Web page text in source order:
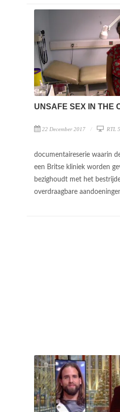
UNSAFE SEX IN THE
22 December 2017 RTL 5
documentaireserie waarin
een Britse kliniek worden
bezighoudt met het
overdraagbare